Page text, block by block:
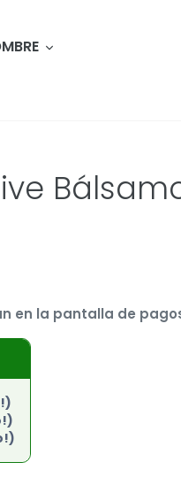
en la pantalla de